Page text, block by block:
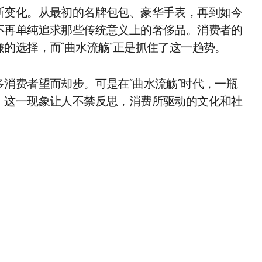
化。从最初的名牌包包、豪华手表，再到如今
单纯追求那些传统意义上的奢侈品。消费者的
选择，而“曲水流觞”正是抓住了这一趋势。
费者望而却步。可是在“曲水流觞”时代，一瓶
一现象让人不禁反思，消费所驱动的文化和社